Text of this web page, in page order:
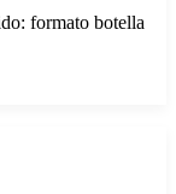
formato botella